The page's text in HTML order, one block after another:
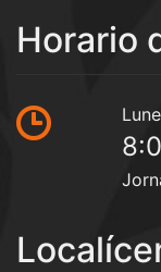
Horario